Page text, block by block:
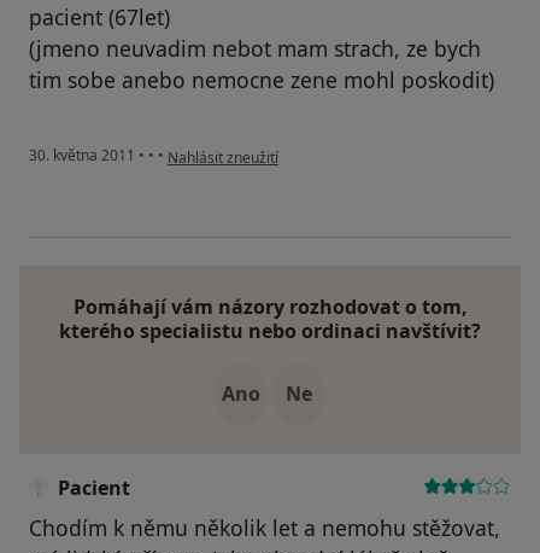
pacient (67let)
(jmeno neuvadim nebot mam strach, ze bych
tim sobe anebo nemocne zene mohl poskodit)
30. května 2011 • • • podle názoru uživatele Pacient
Nahlásit zneužití
Pomáhají vám názory rozhodovat o tom,
kterého specialistu nebo ordinaci navštívit?
Ano Ne
Pacient
Chodím k němu několik let a nemohu stěžovat,